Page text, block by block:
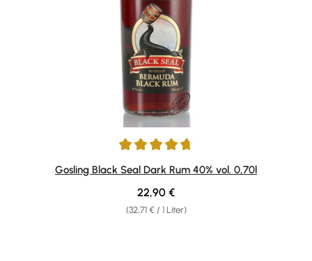
Durchschnittliche Bewertung von 4.7 von 5 Sternen
Gosling Black Seal Dark Rum 40% vol. 0,70l
(32,71 € / 1 Liter)
Regulärer Preis:
22,90 €